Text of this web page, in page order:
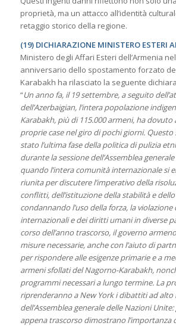
proprietà, ma un attacco all’identità
retaggio storico della regione.
(19) DICHIARAZIONE MINISTERO ESTERI
Ministero degli Affari Esteri dell’Armenia
anniversario dello spostamento forzato
Karabakh ha rilasciato la seguente
“Un anno fa, il 19 settembre, a seguito
dell’Azerbaigian, l’intera popolazione
Karabakh, più di 115.000 armeni, ha
proprie case nel giro di pochi giorni.
stato l’ultima fase della politica di pulizia
durante la sessione dell’Assemblea
quando l’intera comunità internazionale si
riunita per discutere l’imperativo della
conflitti, dell’istituzione della stabilità e
condannando l’uso della forza, la
internazionali e dei diritti umani in diverse
corso dell’anno trascorso, il governo
misure necessarie, anche con l’aiuto di
per rispondere alle esigenze primarie e a
armeni sfollati del Nagorno-Karabakh,
programmi necessari a lungo termine. La
riprenderanno a New York i dibattiti ad alto
dell’Assemblea generale delle Nazioni
appena trascorso dimostrano l’importanza